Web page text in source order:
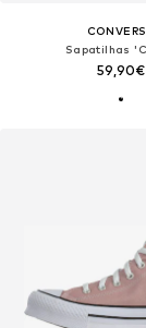
Sapatilhas
59,90€